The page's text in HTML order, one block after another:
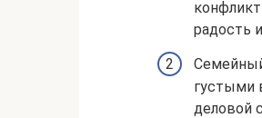
радость
густыми
деловой